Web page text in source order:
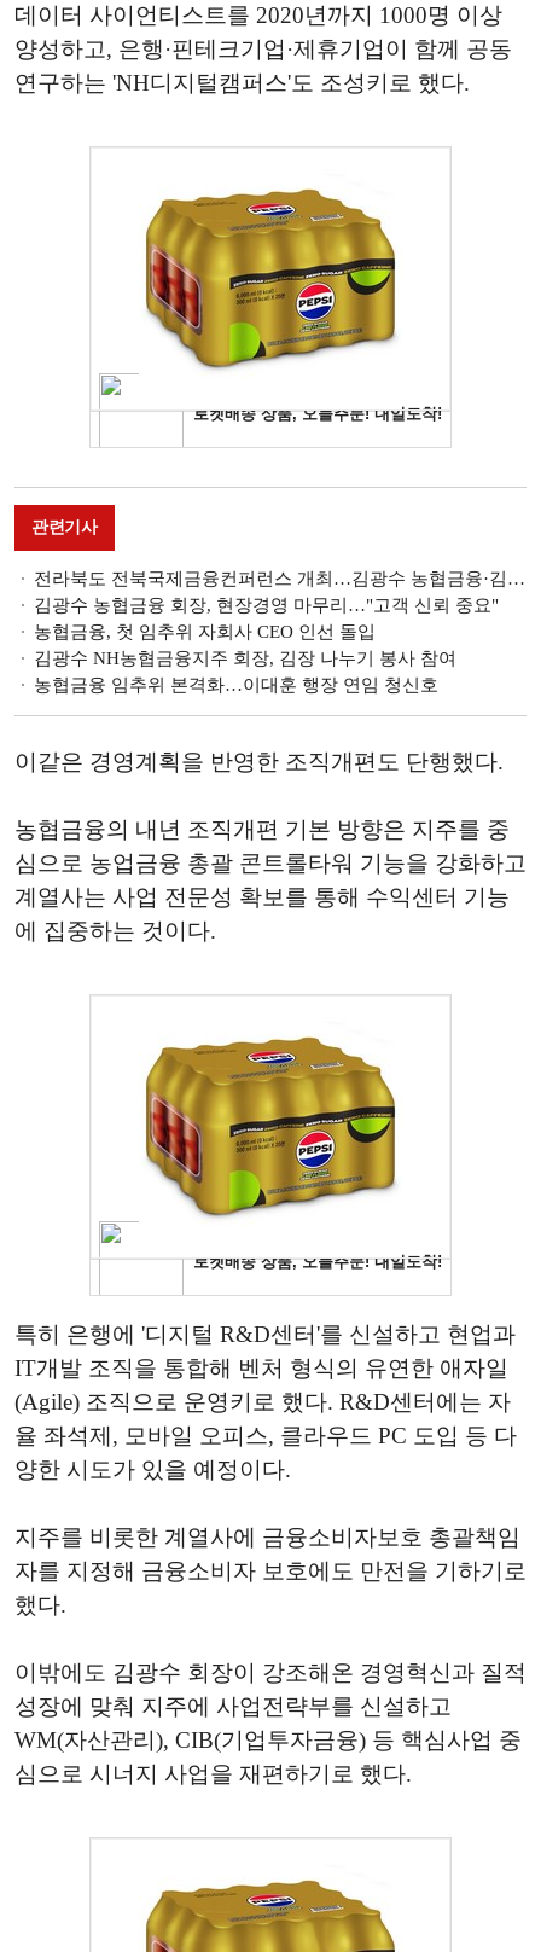
데이터 사이언티스트를 2020년까지 1000명 이상
양성하고, 은행·핀테크기업·제휴기업이 함께 공동
연구하는 'NH디지털캠퍼스'도 조성키로 했다.
관련기사
전라북도 전북국제금융컨퍼런스 개최…김광수 농협금융·김한 JB금융 회장 연사 나서
김광수 농협금융 회장, 현장경영 마무리…"고객 신뢰 중요"
농협금융, 첫 임추위 자회사 CEO 인선 돌입
김광수 NH농협금융지주 회장, 김장 나누기 봉사 참여
농협금융 임추위 본격화…이대훈 행장 연임 청신호
이같은 경영계획을 반영한 조직개편도 단행했다.
농협금융의 내년 조직개편 기본 방향은 지주를 중
심으로 농업금융 총괄 콘트롤타워 기능을 강화하고
계열사는 사업 전문성 확보를 통해 수익센터 기능
에 집중하는 것이다.
특히 은행에 '디지털 R&D센터'를 신설하고 현업과
IT개발 조직을 통합해 벤처 형식의 유연한 애자일
(Agile) 조직으로 운영키로 했다. R&D센터에는 자
율 좌석제, 모바일 오피스, 클라우드 PC 도입 등 다
양한 시도가 있을 예정이다.
지주를 비롯한 계열사에 금융소비자보호 총괄책임
자를 지정해 금융소비자 보호에도 만전을 기하기로
했다.
이밖에도 김광수 회장이 강조해온 경영혁신과 질적
성장에 맞춰 지주에 사업전략부를 신설하고
WM(자산관리), CIB(기업투자금융) 등 핵심사업 중
심으로 시너지 사업을 재편하기로 했다.